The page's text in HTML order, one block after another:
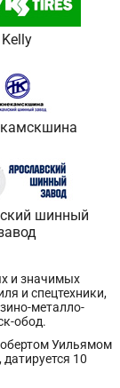
Kelly
шинный
и значимых
и спецтехники,
металло-
обод.
Уильямом
10